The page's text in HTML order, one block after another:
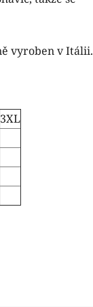
vyroben v Itálii.
3XL